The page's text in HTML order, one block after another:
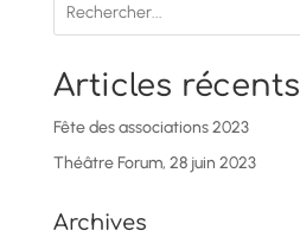
Articles récents
Fête des associations 2023
Théâtre Forum, 28 juin 2023
Archives